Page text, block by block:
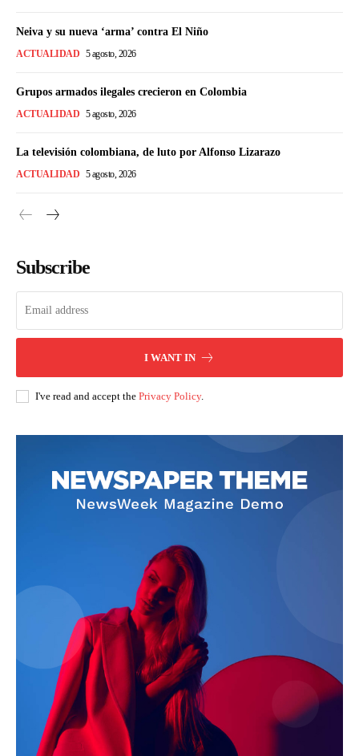
Neiva y su nueva ‘arma’ contra El Niño
ACTUALIDAD 5 agosto, 2026
Grupos armados ilegales crecieron en Colombia
ACTUALIDAD 5 agosto, 2026
La televisión colombiana, de luto por Alfonso Lizarazo
ACTUALIDAD 5 agosto, 2026
Subscribe
I WANT IN
I've read and accept the Privacy Policy.